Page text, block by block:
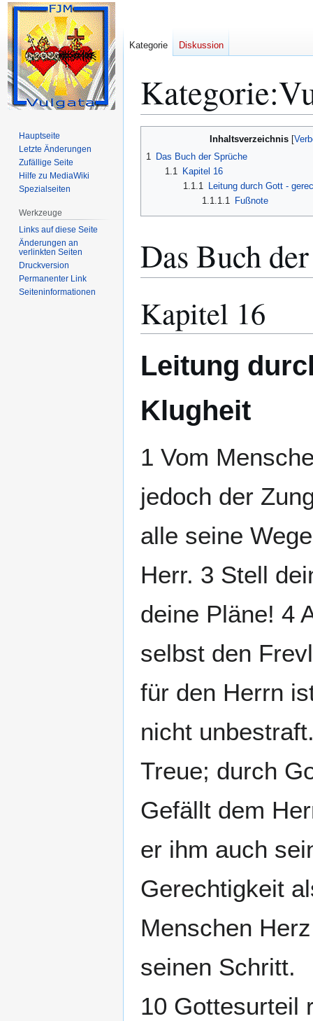
Kategorie:
Inhaltsverzeichnis
1 Das Buch der Sprüche
1.1
Kapitel 16
1.1.1 Leitung durch Gott -
1.1.1.1
Fußnote
Das Buch
Kapitel 16
Leitung
Klugheit
1 Vom
jedoch der
alle seine
Herr. 3 Stell
deine Pläne! 4
selbst den
für den Herrn
nicht
Treue; durch
Gefällt dem
er ihm auch
Gerechtigkeit
Menschen
seinen Schritt.
10 Gottesurteil
Kategorie Diskussion
Hauptseite
Letzte Änderungen
Zufällige Seite
Hilfe zu MediaWiki
Spezialseiten
Werkzeuge
Links auf diese Seite
Änderungen an
verlinkten Seiten
Druckversion
Permanenter Link
Seiten­­informationen